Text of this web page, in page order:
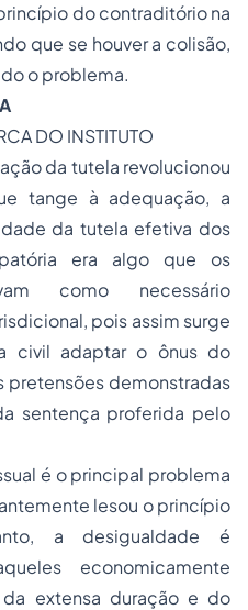
do contraditório na
que se houver a colisão,
o problema.
DO INSTITUTO
da tutela revolucionou
tange à adequação, a
da tutela efetiva dos
era algo que os
como necessário
pois assim surge
civil adaptar o ônus do
pretensões demonstradas
sentença proferida pelo
é o principal problema
lesou o princípio
a desigualdade é
economicamente
extensa duração e do